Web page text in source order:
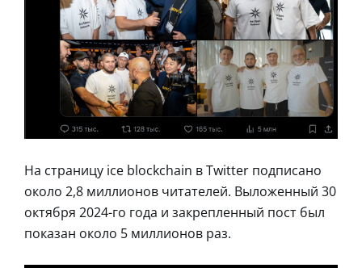
На страницу ice blockchain в Twitter подписано
около 2,8 миллионов читателей. Выложенный 30
октября 2024-го года и закрепленный пост был
показан около 5 миллионов раз.